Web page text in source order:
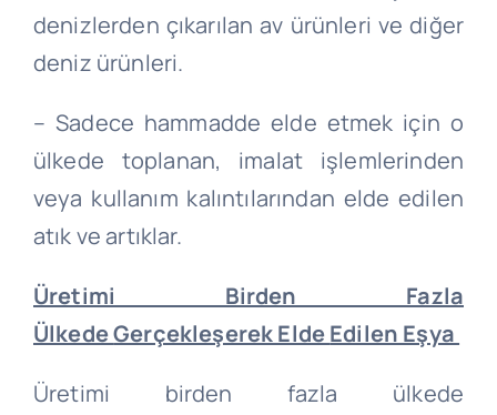
denizlerden çıkarılan av ürünleri ve diğer
deniz ürünleri.
– Sadece hammadde elde etmek için o
ülkede toplanan, imalat işlemlerinden
veya kullanım kalıntılarından elde edilen
atık ve artıklar.
Üretimi Birden Fazla
ÜlkedeGerçekleşerek EldeEdilen Eşya
Üretimi birden fazla ülkede